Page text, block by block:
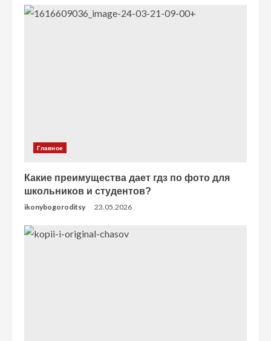
Главное
Какие преимущества дает гдз по фото для
школьников и студентов?
ikonybogoroditsy 23.05.2026